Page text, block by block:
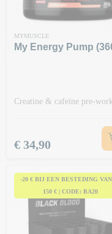
MYMUSCLE
My Energy Pump
Creatine & cafeïne pre-
Prijs
€ 34,90
-20 € BIJ EEN BESTEDING
150 € | CODE: BA20